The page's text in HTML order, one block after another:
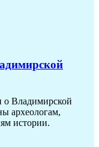
о Владимирской
археологам,
истории.